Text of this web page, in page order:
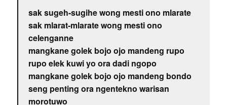
sak sugeh-sugihe wong mesti ono mlarate
sak mlarat-mlarate wong mesti ono
celenganne
mangkane golek bojo ojo mandeng rupo
rupo elek kuwi yo ora dadi ngopo
mangkane golek bojo ojo mandeng bondo
seng penting ora ngentekno warisan
morotuwo